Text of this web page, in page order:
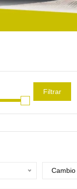
Filtrar
Cambio